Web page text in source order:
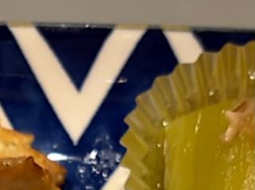
「暑いからこそ、筋肉に磨きがかかる！」
……たぶん本人はそう思っているはずです
（笑）🤣 長崎の絶景をパワーに変えて、今
日も元気に頑張ります！ ハガネの肉体、ま
だまだ進化中！！💪✨